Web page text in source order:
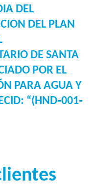
DEL
DEL PLAN
DE SANTA
POR EL
PARA AGUA Y
“(HND‐001‐